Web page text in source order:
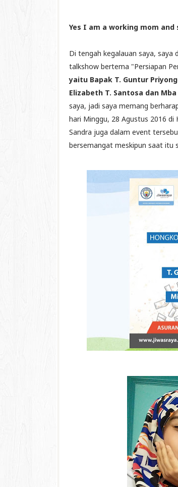
Yes I am a working mom
Di tengah kegalauan saya, saya
talkshow bertema "Persiapan
yaitu Bapak T. Guntur
Elizabeth T. Santosa dan
saya, jadi saya memang
hari Minggu, 28 Agustus 2016 di
Sandra juga dalam event
bersemangat meskipun saat itu